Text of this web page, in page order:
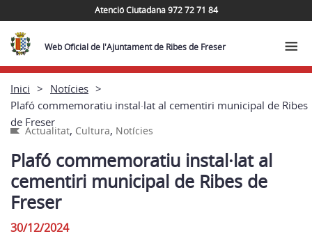
Atenció Ciutadana 972 72 71 84
Web Oficial de l'Ajuntament de Ribes de Freser
Inici
Notícies
Plafó commemoratiu instal·lat al cementiri municipal de Ribes
de Freser
Actualitat, Cultura, Notícies
Plafó commemoratiu instal·lat al
cementiri municipal de Ribes de
Freser
30/12/2024